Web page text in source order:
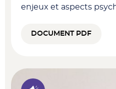
enjeux et aspects
DOCUMENT PDF